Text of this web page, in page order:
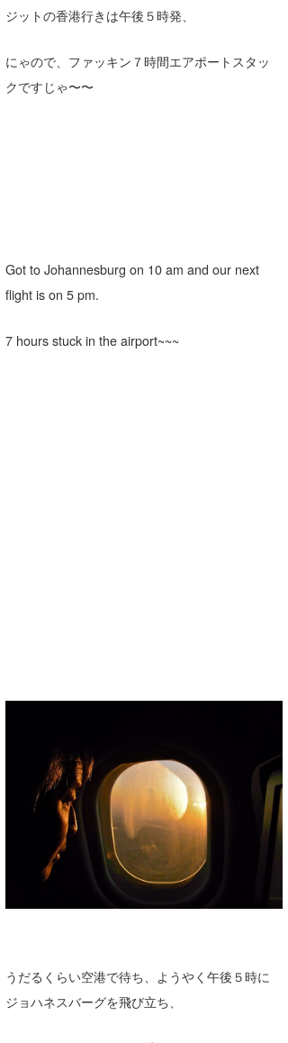
ジットの香港行きは午後５時発、
にゃので、ファッキン７時間エアポートスタッ
クですじゃ〜〜
Got to Johannesburg on 10 am and our next
flight is on 5 pm.
7 hours stuck in the airport~~~
うだるくらい空港で待ち、ようやく午後５時に
ジョハネスバーグを飛び立ち、